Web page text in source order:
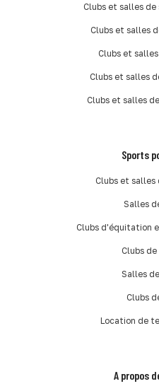
Clubs et salles
Clubs et salles
Clubs et
Clubs et salles
Clubs et salles
Sports
Clubs et salles
Salles
Clubs d'équitation
Clubs
Salles
Clubs
Location de
A propos